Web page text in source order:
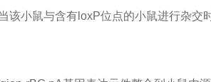
小鼠与含有loxP位点的小鼠进行杂